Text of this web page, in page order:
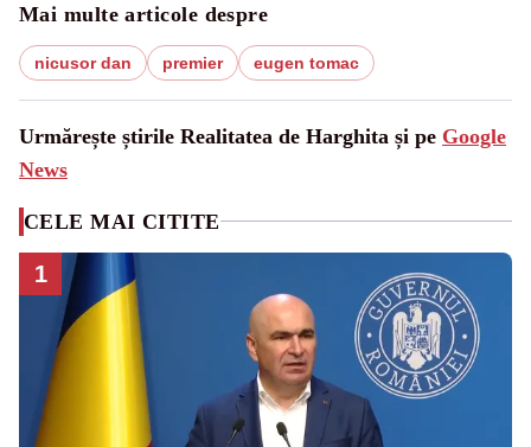
Mai multe articole despre
nicusor dan premier eugen tomac
Urmărește știrile Realitatea de Harghita și pe Google
News
CELE MAI CITITE
1